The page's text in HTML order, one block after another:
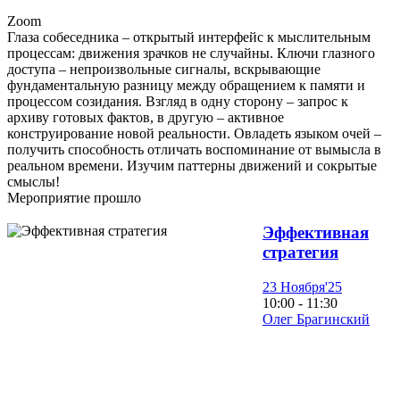
Zoom
Глаза собеседника – открытый интерфейс к мыслительным
процессам: движения зрачков не случайны. Ключи глазного
доступа – непроизвольные сигналы, вскрывающие
фундаментальную разницу между обращением к памяти и
процессом созидания. Взгляд в одну сторону – запрос к
архиву готовых фактов, в другую – активное
конструирование новой реальности. Овладеть языком очей –
получить способность отличать воспоминание от вымысла в
реальном времени. Изучим паттерны движений и сокрытые
смыслы!
Мероприятие прошло
Эффективная
стратегия
23 Ноября'25
10:00 - 11:30
Олег Брагинский